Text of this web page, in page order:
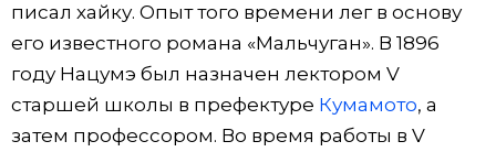
писал хайку. Опыт того времени лег в основу
его известного романа «Мальчуган». В 1896
году Нацумэ был назначен лектором V
старшей школы в префектуре Кумамото, а
затем профессором. Во время работы в V